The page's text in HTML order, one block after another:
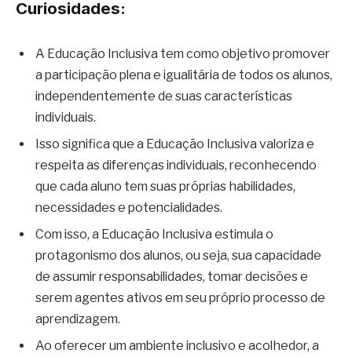
Curiosidades:
A Educação Inclusiva tem como objetivo promover
a participação plena e igualitária de todos os alunos,
independentemente de suas características
individuais.
Isso significa que a Educação Inclusiva valoriza e
respeita as diferenças individuais, reconhecendo
que cada aluno tem suas próprias habilidades,
necessidades e potencialidades.
Com isso, a Educação Inclusiva estimula o
protagonismo dos alunos, ou seja, sua capacidade
de assumir responsabilidades, tomar decisões e
serem agentes ativos em seu próprio processo de
aprendizagem.
Ao oferecer um ambiente inclusivo e acolhedor, a